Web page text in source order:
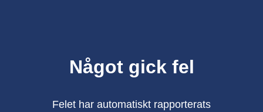
Något gick fel
Felet har automatiskt rapporterats